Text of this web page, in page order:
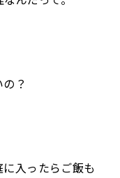
？
入ったらご飯も